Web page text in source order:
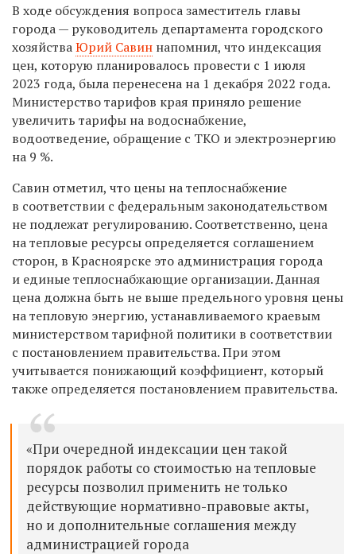
В ходе обсуждения вопроса заместитель главы
города — руководитель департамента городского
хозяйстваЮрий Савин напомнил, что индексация
цен, которую планировалось провести с 1 июля
2023 года, была перенесена на 1 декабря 2022 года.
Министерство тарифов края приняло решение
увеличить тарифы на водоснабжение,
водоотведение, обращение с ТКО и электроэнергию
на 9 %.
Савин отметил, что цены на теплоснабжение
в соответствии с федеральным законодательством
не подлежат регулированию. Соответственно, цена
на тепловые ресурсы определяется соглашением
сторон, в Красноярске это администрация города
и единые теплоснабжающие организации. Данная
цена должна быть не выше предельного уровня цены
на тепловую энергию, устанавливаемого краевым
министерством тарифной политики в соответствии
с постановлением правительства. При этом
учитывается понижающий коэффициент, который
также определяется постановлением правительства.
«При очередной индексации цен такой
порядок работы со стоимостью на тепловые
ресурсы позволил применить не только
действующие нормативно-правовые акты,
но и дополнительные соглашения между
администрацией города